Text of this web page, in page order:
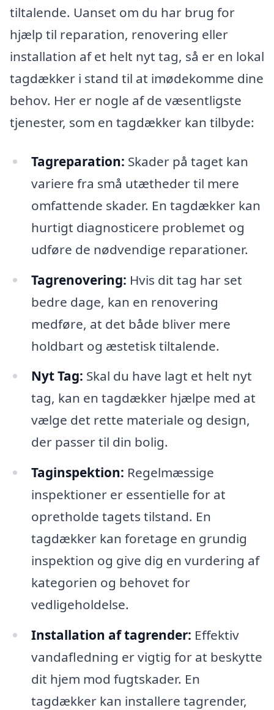
tiltalende. Uanset om du har brug for
hjælp til reparation, renovering eller
installation af et helt nyt tag, så er en lokal
tagdækker i stand til at imødekomme dine
behov. Her er nogle af de væsentligste
tjenester, som en tagdækker kan tilbyde:
Tagreparation: Skader på taget kan
variere fra små utætheder til mere
omfattende skader. En tagdækker kan
hurtigt diagnosticere problemet og
udføre de nødvendige reparationer.
Tagrenovering: Hvis dit tag har set
bedre dage, kan en renovering
medføre, at det både bliver mere
holdbart og æstetisk tiltalende.
Nyt Tag: Skal du have lagt et helt nyt
tag, kan en tagdækker hjælpe med at
vælge det rette materiale og design,
der passer til din bolig.
Taginspektion: Regelmæssige
inspektioner er essentielle for at
opretholde tagets tilstand. En
tagdækker kan foretage en grundig
inspektion og give dig en vurdering af
kategorien og behovet for
vedligeholdelse.
Installation af tagrender: Effektiv
vandafledning er vigtig for at beskytte
dit hjem mod fugtskader. En
tagdækker kan installere tagrender,